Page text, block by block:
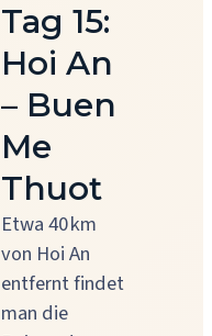
Tag 15:
Hoi An
– Buen
Me
Thuot
Etwa 40 km
von Hoi An
entfernt findet
man die